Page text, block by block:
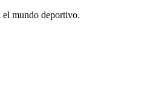
el mundo deportivo.